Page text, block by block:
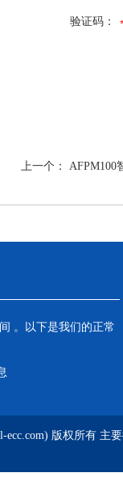
验证码：
上一个： AFPM100
。以下是我们的正常
ecc.com) 版权所有 主